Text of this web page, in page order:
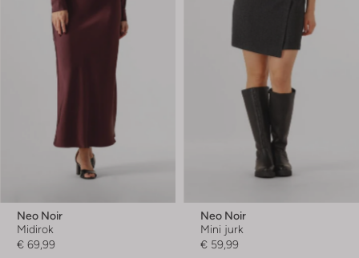
Neo Noir
Midirok
€ 69,99
Neo Noir
Mini jurk
€ 59,99